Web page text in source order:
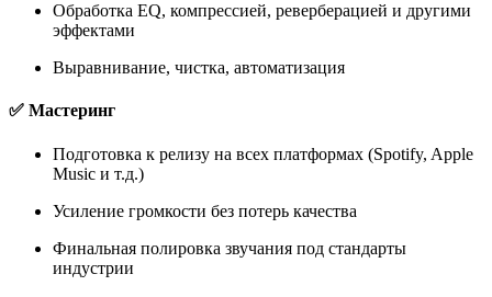
Обработка EQ, компрессией, реверберацией и другими
эффектами
Выравнивание, чистка, автоматизация
✅ Мастеринг
Подготовка к релизу на всех платформах (Spotify, Apple
Music и т.д.)
Усиление громкости без потерь качества
Финальная полировка звучания под стандарты
индустрии